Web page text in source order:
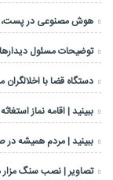
هوش مصنوعی در پست،
توضیحات مسئول
دستگاه قضا با
ببینید | اقامه نماز
ببینید | مردم همیشه در
تصاویر | نصب سنگ مزار